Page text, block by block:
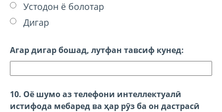
Устодон ё болотар
Дигар
Агар дигар бошад, лутфан тавсиф кунед:
10. Оё шумо аз телефони интеллектуалӣ
истифода мебаред ва ҳар рӯз ба он дастрасӣ